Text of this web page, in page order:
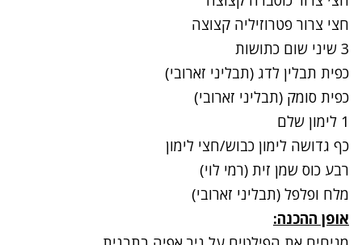
חצי צרור פטרוזיליה קצוצה
3 שיני שום כתושות
כפית תבלין לדג (תבליני זארובי)
כפית סומק (תבליני זארובי)
1 לימון שלם
כף גדושה לימון כבוש/חצי לימון
רבע כוס שמן זית (רמי לוי)
מלח ופלפל (תבליני זארובי)
אופן ההכנה: